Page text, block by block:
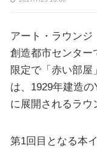
アート・ラウンジ
創造都市センター
限定で「赤い部屋
は、1929年建造
に展開されるラウ
第1回目となる本